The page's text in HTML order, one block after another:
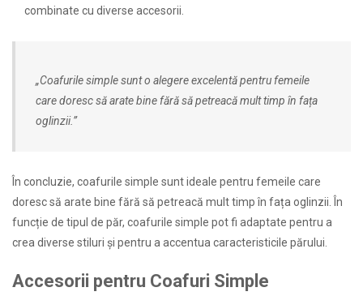
combinate cu diverse accesorii.
„Coafurile simple sunt o alegere excelentă pentru femeile
care doresc să arate bine fără să petreacă mult timp în fața
oglinzii.”
În concluzie, coafurile simple sunt ideale pentru femeile care
doresc să arate bine fără să petreacă mult timp în fața oglinzii. În
funcție de tipul de păr, coafurile simple pot fi adaptate pentru a
crea diverse stiluri și pentru a accentua caracteristicile părului.
Accesorii pentru Coafuri Simple